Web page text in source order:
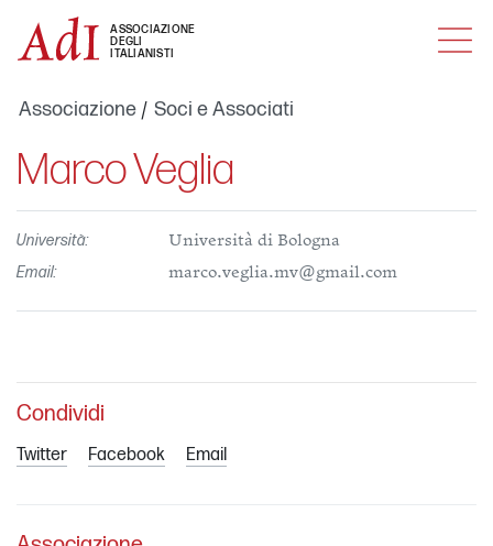
ASSOCIAZIONE
DEGLI
ITALIANISTI
MENU
Associazione Soci e Associati
Marco Veglia
Università:
Università di Bologna
Email:
marco.veglia.mv@gmail.com
Condividi
Twitter Facebook Email